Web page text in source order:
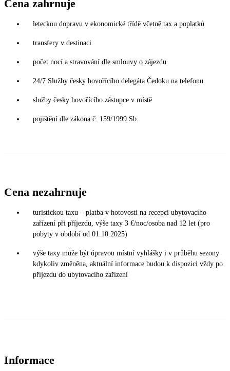
Cena zahrnuje
leteckou dopravu v ekonomické třídě včetně tax a poplatků
transfery v destinaci
počet nocí a stravování dle smlouvy o zájezdu
24/7 Služby česky hovořícího delegáta Čedoku na telefonu
služby česky hovořícího zástupce v místě
pojištění dle zákona č. 159/1999 Sb.
Cena nezahrnuje
turistickou taxu – platba v hotovosti na recepci ubytovacího
zařízení při příjezdu, výše taxy 3 €/noc/osoba nad 12 let (pro
pobyty v období od 01.10.2025)
výše taxy může být úpravou místní vyhlášky i v průběhu sezony
kdykoliv změněna, aktuální informace budou k dispozici vždy po
příjezdu do ubytovacího zařízení
Informace